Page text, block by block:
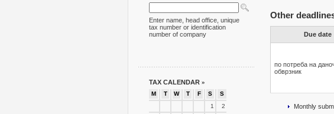
Enter name, head office, unique
tax number or identification
number of company
TAX CALENDAR »
M T W T F S
S
1
2
Other
Due date
по потреба на
обврзник
Monthly